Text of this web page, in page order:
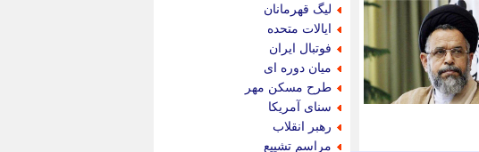
لیگ قهرمانان
ایالات متحده
فوتبال ایران
میان دوره ای
طرح مسکن مهر
سنای آمریکا
رهبر انقلاب
مراسم تشییع